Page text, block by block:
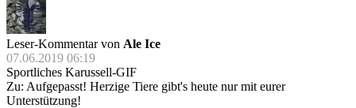
Leser-Kommentar von Ale Ice
07.06.2019 06:19
Sportliches Karussell-GIF
Zu: Aufgepasst! Herzige Tiere gibt's heute nur mit eurer
Unterstützung!